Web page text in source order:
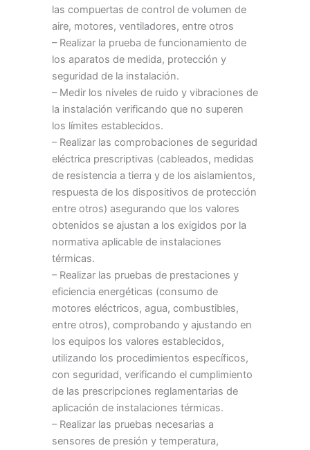
las compuertas de control de volumen de
aire, motores, ventiladores, entre otros
– Realizar la prueba de funcionamiento de
los aparatos de medida, protección y
seguridad de la instalación.
– Medir los niveles de ruido y vibraciones de
la instalación verificando que no superen
los límites establecidos.
– Realizar las comprobaciones de seguridad
eléctrica prescriptivas (cableados, medidas
de resistencia a tierra y de los aislamientos,
respuesta de los dispositivos de protección
entre otros) asegurando que los valores
obtenidos se ajustan a los exigidos por la
normativa aplicable de instalaciones
térmicas.
– Realizar las pruebas de prestaciones y
eficiencia energéticas (consumo de
motores eléctricos, agua, combustibles,
entre otros), comprobando y ajustando en
los equipos los valores establecidos,
utilizando los procedimientos específicos,
con seguridad, verificando el cumplimiento
de las prescripciones reglamentarias de
aplicación de instalaciones térmicas.
– Realizar las pruebas necesarias a
sensores de presión y temperatura,